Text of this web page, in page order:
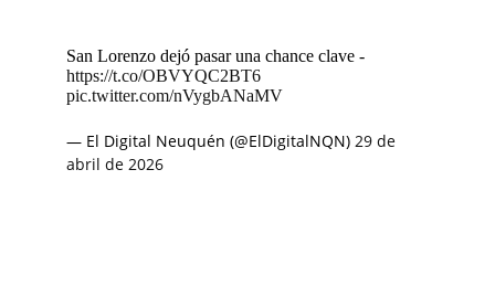
San Lorenzo dejó pasar una chance clave -
https://t.co/OBVYQC2BT6
pic.twitter.com/nVygbANaMV
— El Digital Neuquén (@ElDigitalNQN) 29 de
abril de 2026